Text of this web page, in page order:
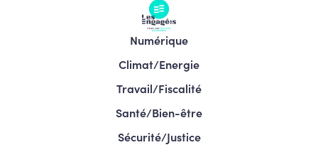
Numérique
Climat/Energie
Travail/Fiscalité
Santé/Bien-être
Sécurité/Justice